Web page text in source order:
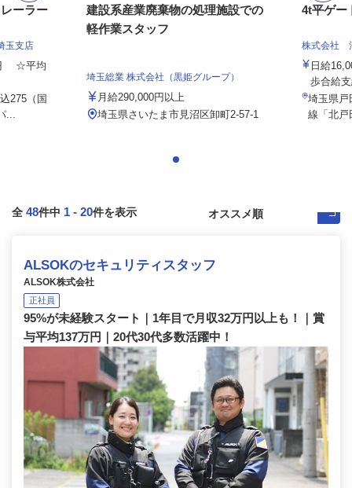
ーラー
玉支店
円 ☆平均
275（国
建設系産業廃棄物の処理施設での
軽作業スタッフ
埼玉総業 株式会社（黒姫グループ）
月給290,000円以上
埼玉県さいたま市見沼区卸町2-57-1
4t平ゲー
株式会社
日給
歩合給
埼玉県戸
線「北戸
全 48件中 1 - 20件を表示
ALSOKのセキュリティスタッフ
ALSOK株式会社
正社員
95%が未経験スタート｜1年目で月収32万円以上も！｜賞
与平均137万円｜20代30代多数活躍中！